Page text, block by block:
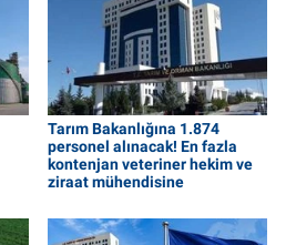
Tarım Bakanlığına 1.874
personel alınacak! En fazla
kontenjan veteriner hekim ve
ziraat mühendisine